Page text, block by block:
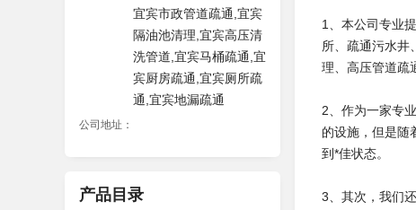
宜宾市政管道疏通,宜宾
隔油池清理,宜宾高压清
洗管道,宜宾马桶疏通,宜
宾厨房疏通,宜宾厕所疏
通,宜宾地漏疏通
公司地址：
产品目录
1、本公司专业
所、疏通污水井
理、高压管道疏
2、作为一家专
的设施，但是随
到*佳状态。
3、其次，我们